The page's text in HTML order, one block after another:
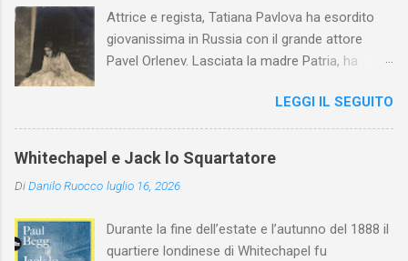
Attrice e regista, Tatiana Pavlova ha esordito
giovanissima in Russia con il grande attore
Pavel Orlenev. Lasciata la madre Patria, ha
l'arte della Pavlova ha raggiunto la piena
maturità ed è stata in grado di rinnovare
profondamente l'attardato mondo teatrale
LEGGI IL SEGUITO
Whitechapel e Jack lo Squartatore
DiDanilo Ruocco luglio 16, 2026
Durante la fine dell’estate e l’autunno del 1888 il
quartiere londinese di Whitechapel fu